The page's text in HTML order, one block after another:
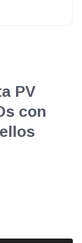
PV
con